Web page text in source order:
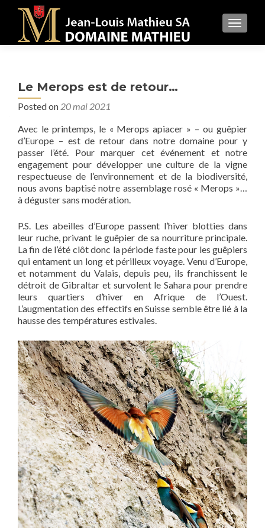
MENU
Le Merops est de retour…
Posted on 20 mai 2021
Avec le printemps, le « Merops apiacer » – ou guêpier
d’Europe – est de retour dans notre domaine pour y
passer l’été. Pour marquer cet événement et notre
engagement pour développer une culture de la vigne
respectueuse de l’environnement et de la biodiversité,
nous avons baptisé notre assemblage rosé « Merops »…
à déguster sans modération.
P.S. Les abeilles d’Europe passent l’hiver blotties dans
leur ruche, privant le guêpier de sa nourriture principale.
La fin de l’été clôt donc la période faste pour les guêpiers
qui entament un long et périlleux voyage. Venu d’Europe,
et notamment du Valais, depuis peu, ils franchissent le
détroit de Gibraltar et survolent le Sahara pour prendre
leurs quartiers d’hiver en Afrique de l’Ouest.
L’augmentation des effectifs en Suisse semble être lié à la
hausse des températures estivales.